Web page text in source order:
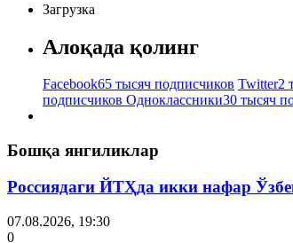
Загрузка
Алоқада қолинг
Facebook65 тысяч подписчиков Twitter2
подписчиков Одноклассники30 тысяч
Бошқа янгиликлар
Россиядаги ЙТҲда икки нафар
07.08.2026, 19:30
0